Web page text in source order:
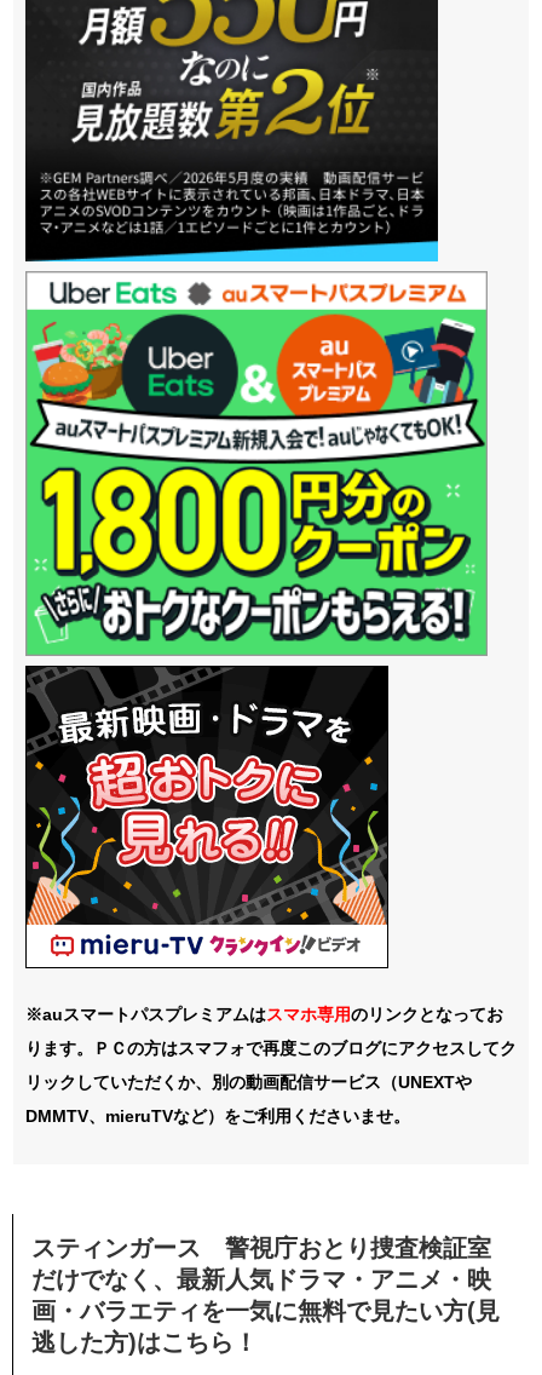
※auスマートパスプレミアムはスマホ専用のリンクとなってお
ります。ＰＣの方はスマフォで再度このブログにアクセスしてク
リックしていただくか、別の動画配信サービス（UNEXTや
DMMTV、mieruTVなど）をご利用くださいませ。
スティンガース 警視庁おとり捜査検証室
だけでなく、最新人気ドラマ・アニメ・映
画・バラエティを一気に無料で見たい方(見
逃した方)はこちら！